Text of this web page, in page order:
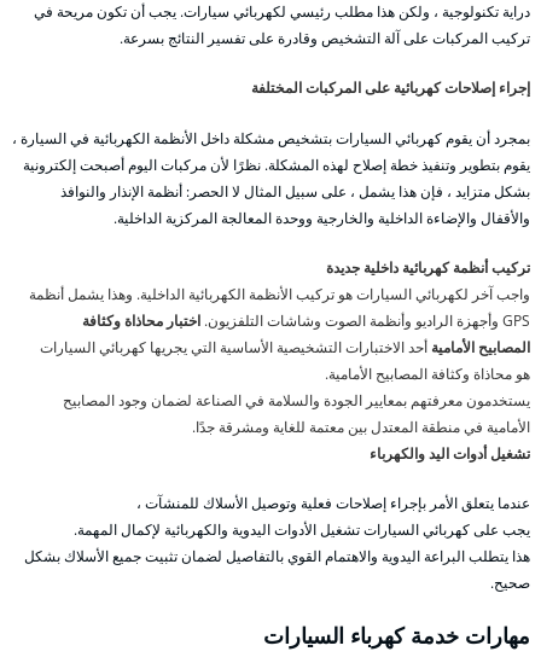
دراية تكنولوجية ، ولكن هذا مطلب رئيسي لكهربائي سيارات. يجب أن تكون مريحة في
تركيب المركبات على آلة التشخيص وقادرة على تفسير النتائج بسرعة.
إجراء إصلاحات كهربائية على المركبات المختلفة
بمجرد أن يقوم كهربائي السيارات بتشخيص مشكلة داخل الأنظمة الكهربائية في السيارة ،
يقوم بتطوير وتنفيذ خطة إصلاح لهذه المشكلة. نظرًا لأن مركبات اليوم أصبحت إلكترونية
بشكل متزايد ، فإن هذا يشمل ، على سبيل المثال لا الحصر: أنظمة الإنذار والنوافذ
والأقفال والإضاءة الداخلية والخارجية ووحدة المعالجة المركزية الداخلية.
تركيب أنظمة كهربائية داخلية جديدة
واجب آخر لكهربائي السيارات هو تركيب الأنظمة الكهربائية الداخلية. وهذا يشمل أنظمة
GPS وأجهزة الراديو وأنظمة الصوت وشاشات التلفزيون.
اختبار محاذاة وكثافة
المصابيح الأمامية أحد الاختبارات التشخيصية الأساسية التي يجريها كهربائي السيارات
هو محاذاة وكثافة المصابيح الأمامية.
يستخدمون معرفتهم بمعايير الجودة والسلامة في الصناعة لضمان وجود المصابيح
الأمامية في منطقة المعتدل بين معتمة للغاية ومشرقة جدًا.
تشغيل أدوات اليد والكهرباء
عندما يتعلق الأمر بإجراء إصلاحات فعلية وتوصيل الأسلاك للمنشآت ،
يجب على كهربائي السيارات تشغيل الأدوات اليدوية والكهربائية لإكمال المهمة.
هذا يتطلب البراعة اليدوية والاهتمام القوي بالتفاصيل لضمان تثبيت جميع الأسلاك بشكل
صحيح.
مهارات خدمة كهرباء السيارات